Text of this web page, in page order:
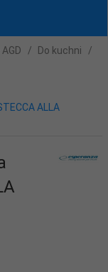
AGD Do kuchni
ALLA